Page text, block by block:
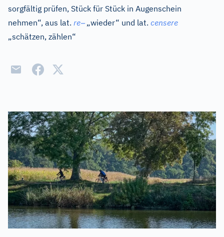
sorgfältig prüfen, Stück für Stück in Augenschein
nehmen“, aus lat. re–„wieder“ und lat. censere
„schätzen, zählen“